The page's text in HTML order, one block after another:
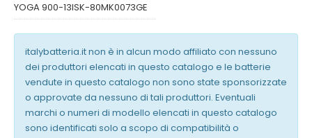
YOGA 900-13ISK-80MK0073GE
italybatteria.it non è in alcun modo affiliato con nessuno
dei produttori elencati in questo catalogo e le batterie
vendute in questo catalogo non sono state sponsorizzate
o approvate da nessuno di tali produttori. Eventuali
marchi o numeri di modello elencati in questo catalogo
sono identificati solo a scopo di compatibilità o